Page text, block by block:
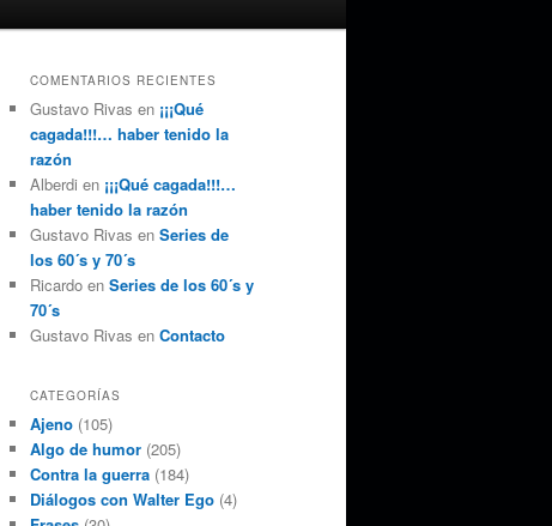
COMENTARIOS RECIENTES
Gustavo Rivas en ¡¡¡Qué
cagada!!!… haber tenido la
razón
Alberdi en ¡¡¡Qué cagada!!!…
haber tenido la razón
Gustavo Rivas en Series de
los 60´s y 70´s
Ricardo en Series de los 60´s y
70´s
Gustavo Rivas en Contacto
CATEGORÍAS
Ajeno (105)
Algo de humor (205)
Contra la guerra (184)
Diálogos con Walter Ego (4)